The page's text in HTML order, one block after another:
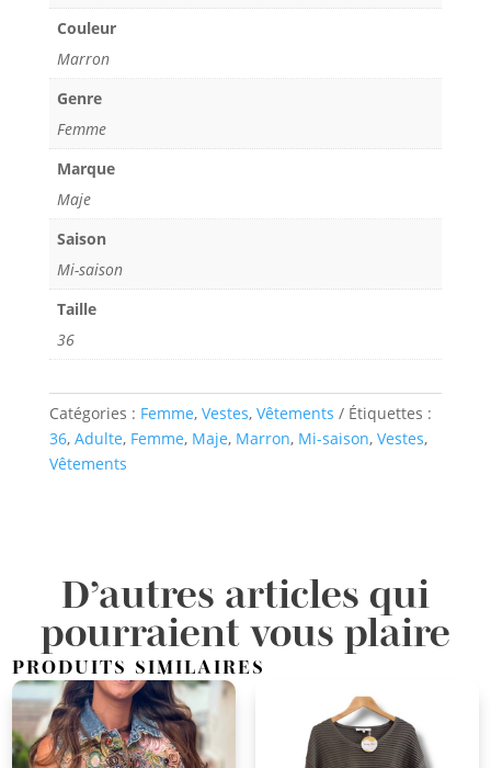
Couleur
Marron
Genre
Femme
Marque
Maje
Saison
Mi-saison
Taille
36
Catégories : Femme, Vestes, Vêtements
Étiquettes :
36, Adulte, Femme, Maje, Marron, Mi-saison, Vestes,
Vêtements
D’autres articles qui
pourraient vous plaire
PRODUITS SIMILAIRES